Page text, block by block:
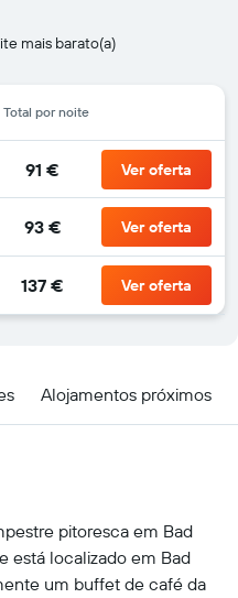
mais barato(a)
Total por noite
91 € Ver oferta
93 € Ver oferta
137 € Ver oferta
Alojamentos próximos
pitoresca em Bad
está localizado em Bad
um buffet de café da